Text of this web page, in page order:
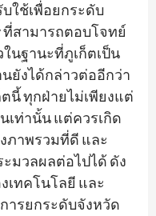
ใช้เพื่อยกระดับ
ที่สามารถตอบโจทย์
นฐานะที่ภูเก็ตเป็น
ยังได้กล่าวต่ออีกว่า
นี้ ทุกฝ่ายไม่เพียงแต่
ท่านั้น แต่ควรเกิด
ภาพรวมที่ดี และ
มวลผลต่อไปได้ ดัง
เทคโนโลยี และ
ารยกระดับจังหวัด